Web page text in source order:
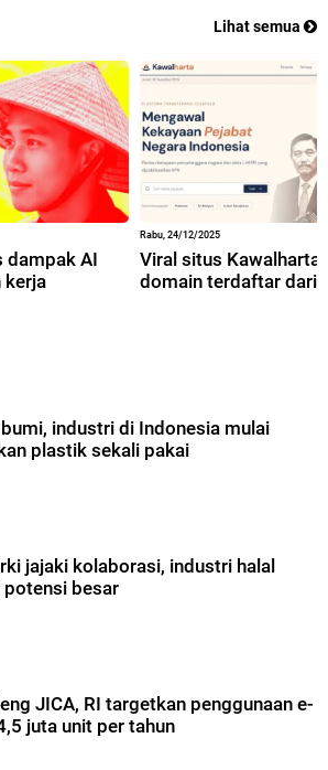
Lihat semua
dampak AI
kerja
Rabu, 24/12/2025
Viral situs
domain terdaftar dari
industri di Indonesia mulai
plastik sekali pakai
jajaki kolaborasi, industri halal
potensi besar
JICA, RI targetkan penggunaan e-
juta unit per tahun